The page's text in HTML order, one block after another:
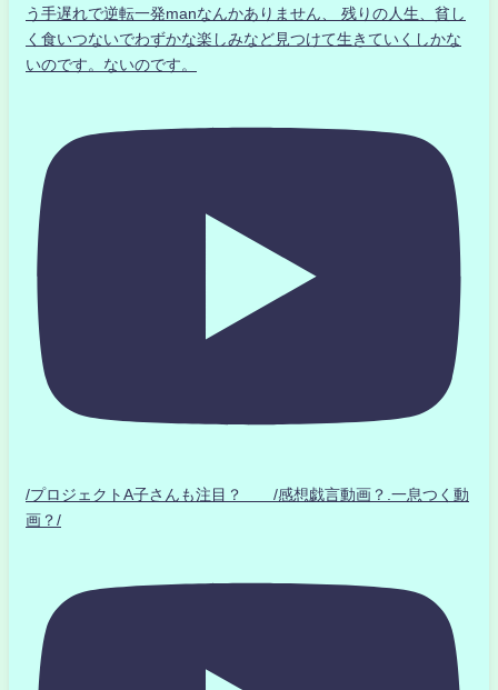
う手遅れで逆転一発manなんかありません、 残りの人生、貧し
く食いつないでわずかな楽しみなど見つけて生きていくしかな
いのです。ないのです。
/プロジェクトA子さんも注目？ /感想戯言動画？.一息つく動
画？/